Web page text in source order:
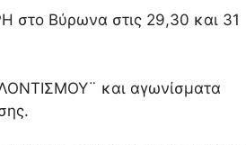
Βύρωνα στις 29,30 και 31
και αγωνίσματα